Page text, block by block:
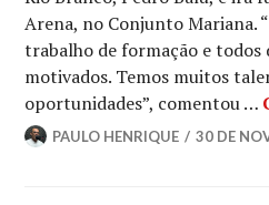
Arena, no Conjunto Mariana.
trabalho de formação e todos
motivados. Temos muitos
oportunidades”, comentou …
PAULO HENRIQUE 30 DE